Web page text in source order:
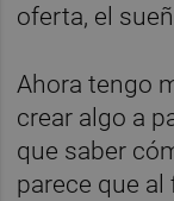
oferta, el
Ahora tengo
crear algo a
que saber
parece que